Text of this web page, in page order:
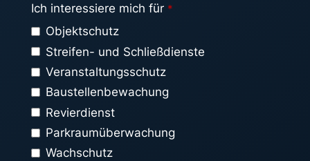
Ich interessiere mich für *
Objektschutz
Streifen- und Schließdienste
Veranstaltungsschutz
Baustellenbewachung
Revierdienst
Parkraumüberwachung
Wachschutz